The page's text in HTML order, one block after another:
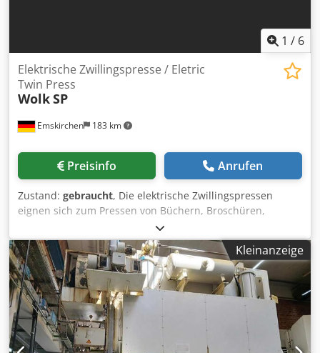
1 / 6
Emskirchen 183 km
Elektrische Zwillingspresse / Eletric
Twin Press
WolkSP
Preisinfo Anrufen
Zustand: gebraucht, Die elektrische Zwillingspressen
eignen sich zum Pressen von Büchern, Broschüren,
Plakaten, Bildern etc. Cedpfx Ajzr Iqlefioha The electric
twin presses are suitable for pressing books, brochures,
posters, pictures, etc. Elektrische Zwillingspresse / Eletric
Twin Press Wolk SP Serial-No. 909 Pressdruck / Pressure
max. 2500kgs Pressfläche ja Pressplatte / Press Area each
Plate 340 x 430mm Pressdruck regelbar / Adjustable
pressing pressure Online-Video-Inspection by WhatsApp -
MS Zoom - Telegram On Stock Emskirchen/Nürnberg -
Available Immediately - Can be test
Kleinanzeige